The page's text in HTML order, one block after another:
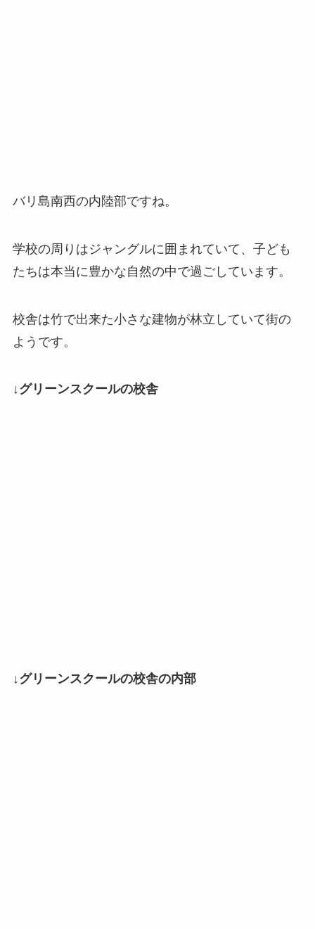
バリ島南西の内陸部ですね。
学校の周りはジャングルに囲まれていて、子ども
たちは本当に豊かな自然の中で過ごしています。
校舎は竹で出来た小さな建物が林立していて街の
ようです。
↓グリーンスクールの校舎
↓グリーンスクールの校舎の内部